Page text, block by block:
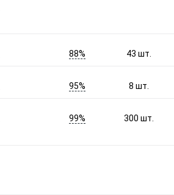
88% 43шт.
95% 8шт.
99% 300шт.